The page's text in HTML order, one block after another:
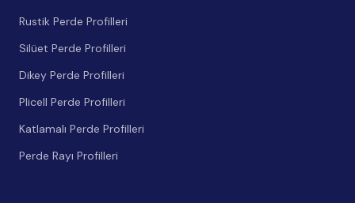
Rustik Perde Profilleri
Silüet Perde Profilleri
Dikey Perde Profilleri
Plicell Perde Profilleri
Katlamalı Perde Profilleri
Perde Rayı Profilleri